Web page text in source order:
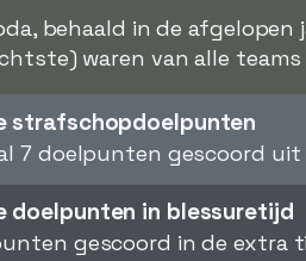
behaald in de
waren van alle
strafschopdoelpunten
7 doelpunten gescoord
doelpunten in blessuretijd
gescoord in de extra